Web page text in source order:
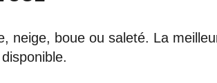
neige, boue ou saleté. La